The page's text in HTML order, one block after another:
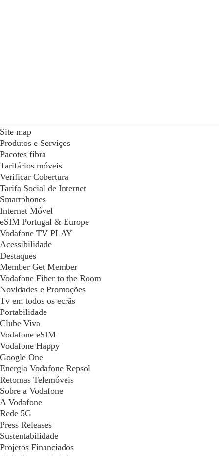
Site map
Produtos e Serviços
Pacotes fibra
Tarifários móveis
Verificar Cobertura
Tarifa Social de Internet
Smartphones
Internet Móvel
eSIM Portugal & Europe
Vodafone TV PLAY
Acessibilidade
Destaques
Member Get Member
Vodafone Fiber to the Room
Novidades e Promoções
Tv em todos os ecrãs
Portabilidade
Clube Viva
Vodafone eSIM
Vodafone Happy
Google One
Energia Vodafone Repsol
Retomas Telemóveis
Sobre a Vodafone
A Vodafone
Rede 5G
Press Releases
Sustentabilidade
Projetos Financiados